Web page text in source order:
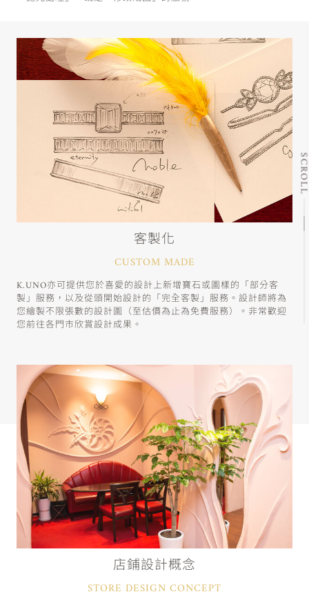
客製化
CUSTOM MADE
K.UNO亦可提供您於喜愛的設計上新增寶石或圖樣的「部分客
製」服務，以及從頭開始設計的「完全客製」服務。設計師將為
您繪製不限張數的設計圖（至估價為止為免費服務）。非常歡迎
您前往各門市欣賞設計成果。
店鋪設計概念
STORE DESIGN CONCEPT